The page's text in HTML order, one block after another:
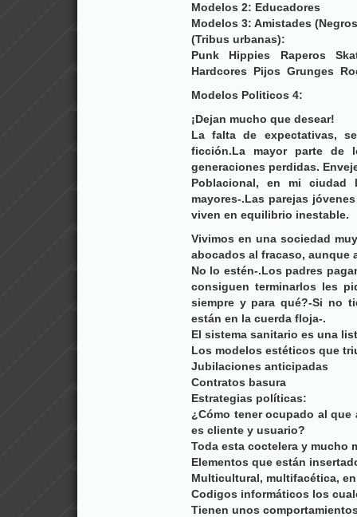
Modelos 2: Educadores
Modelos 3: Amistades
(Tribus urbanas):
Punk  Hippies  Raperos 
Hardcores  Pijos  Grunges 
Modelos Politicos 4:
¡Dejan mucho que desear!
La falta de expectativas,
ficción.La mayor parte de
generaciones perdidas.
Poblacional, en mi
mayores-.Las parejas
viven en equilibrio inestable.
Vivimos en una sociedad
abocados al fracaso, aunque
No lo estén-.Los padres
consiguen terminarlos les
siempre y para qué?-Si no
están en la cuerda floja-.
El sistema sanitario es una
Los modelos estéticos que
Jubilaciones anticipadas
Contratos basura
Estrategias políticas:
¿Cómo tener ocupado al
es cliente y usuario?
Toda esta coctelera y mucho
Elementos que están
Multicultural, multifacética,
Codigos informáticos los
Tienen unos